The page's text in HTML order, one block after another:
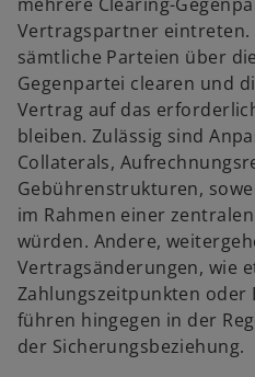
Vertragspartner eintreten.
sämtliche Parteien über
Gegenpartei clearen und
Vertrag auf das
bleiben. Zulässig sind
Collaterals,
Gebührenstrukturen,
im Rahmen einer
würden. Andere,
Vertragsänderungen, wie
Zahlungszeitpunkten oder
führen hingegen in der
der Sicherungsbeziehung.